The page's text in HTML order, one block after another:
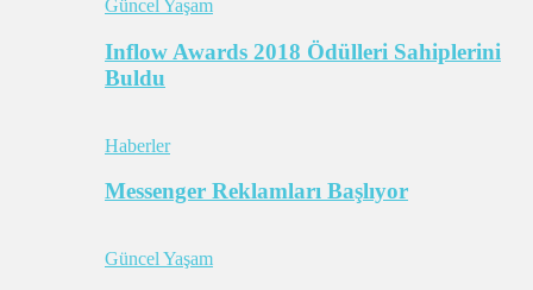
Güncel Yaşam
Inflow Awards 2018 Ödülleri Sahiplerini
Buldu
Haberler
Messenger Reklamları Başlıyor
Güncel Yaşam